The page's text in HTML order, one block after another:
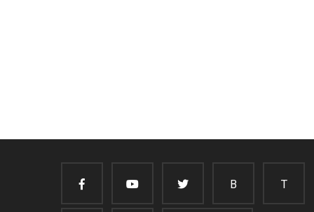
B T